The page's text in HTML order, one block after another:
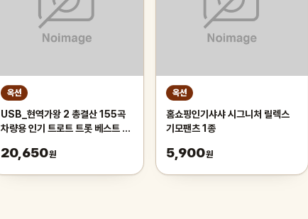
옥션
USB_현역가왕 2 총결산 155곡
차량용 인기 트로트 트롯 베스트 모
20,650원
옥션
홈쇼핑인기샤샤 시그니처 릴렉스
기모팬츠 1종
5,900원